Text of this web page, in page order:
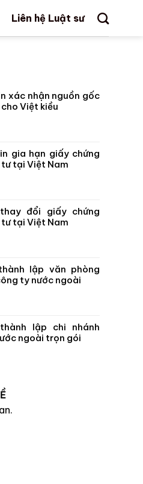
Liên hệ Luật sư
xác nhận nguồn gốc
Việt kiều
gia hạn giấy chứng
tại Việt Nam
đổi giấy chứng
tại Việt Nam
lập văn phòng
ty nước ngoài
lập chi nhánh
ngoài trọn gói